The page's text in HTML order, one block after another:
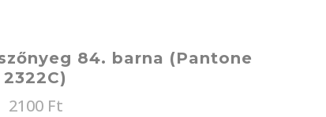
84. barna (Pantone
2322C)
2100 Ft